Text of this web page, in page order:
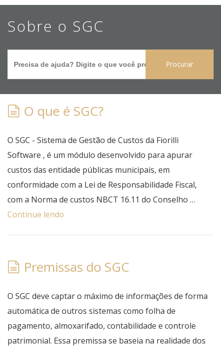
paraSobre o SGC
Search
for:
O que é SGC?
O SGC - Sistema de Gestão de Custos da Fiorilli
Software , é um módulo desenvolvido para apurar
custos das entidade públicas municipais, em
conformidade com a Lei de Responsabilidade Fiscal,
com a Norma de custos NBCT 16.11 do Conselho …
Continue lendo
Premissas do SGC
O SGC deve captar o máximo de informações de forma
automática de outros sistemas como folha de
pagamento, almoxarifado, contabilidade e controle
patrimonial. Essa premissa se baseia na realidade dos